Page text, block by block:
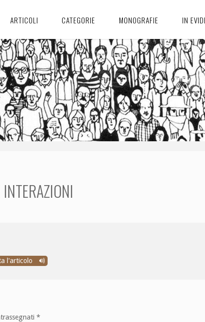
ARTICOLI CATEGORIE MONOGRAFIE IN
l'articolo
*